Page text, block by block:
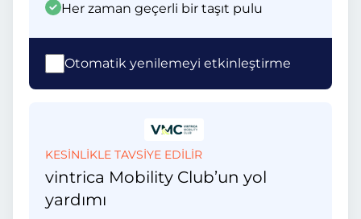
Her zaman geçerli bir taşıt pulu
Otomatik yenilemeyi etkinleştirme
KESİNLİKLE TAVSİYE EDİLİR
vintrica Mobility Club’un yol
yardımı